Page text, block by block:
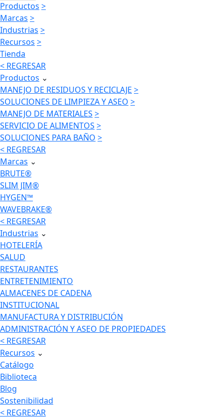
Productos >
Marcas >
Industrias >
Recursos >
Tienda
< REGRESAR
Productos ⌄
MANEJO DE RESIDUOS Y RECICLAJE >
SOLUCIONES DE LIMPIEZA Y ASEO >
MANEJO DE MATERIALES >
SERVICIO DE ALIMENTOS >
SOLUCIONES PARA BAÑO >
< REGRESAR
Marcas ⌄
BRUTE®
SLIM JIM®
HYGEN™
WAVEBRAKE®
< REGRESAR
Industrias ⌄
HOTELERÍA
SALUD
RESTAURANTES
ENTRETENIMIENTO
ALMACENES DE CADENA
INSTITUCIONAL
MANUFACTURA Y DISTRIBUCIÓN
ADMINISTRACIÓN Y ASEO DE PROPIEDADES
< REGRESAR
Recursos ⌄
Catálogo
Biblioteca
Blog
Sostenibilidad
< REGRESAR